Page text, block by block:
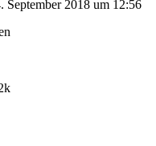
September 2018 um 12:56